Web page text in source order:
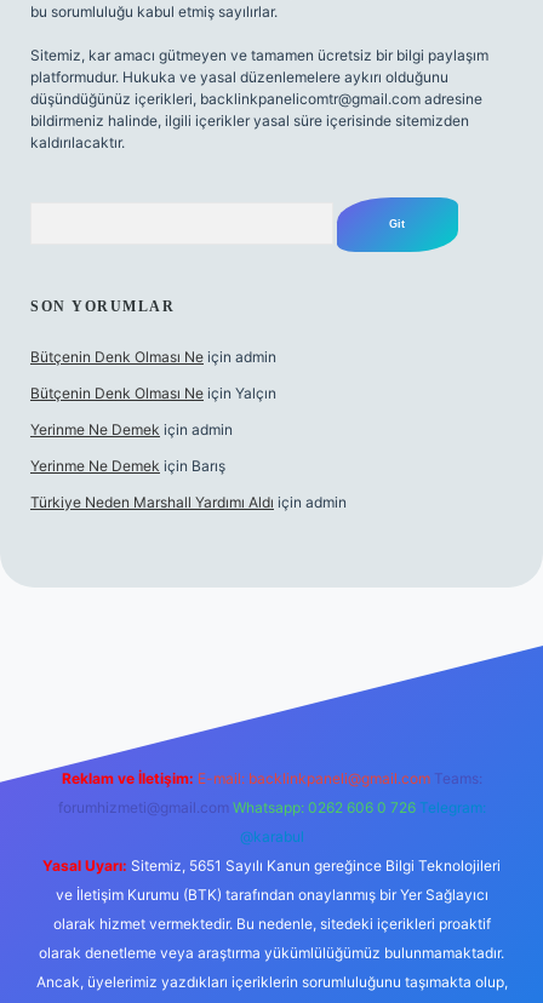
bu sorumluluğu kabul etmiş sayılırlar.
Sitemiz, kar amacı gütmeyen ve tamamen ücretsiz bir bilgi paylaşım
platformudur. Hukuka ve yasal düzenlemelere aykırı olduğunu
düşündüğünüz içerikleri, backlinkpanelicomtr@gmail.com adresine
bildirmeniz halinde, ilgili içerikler yasal süre içerisinde sitemizden
kaldırılacaktır.
SON YORUMLAR
Bütçenin Denk Olması Ne için admin
Bütçenin Denk Olması Ne için Yalçın
Yerinme Ne Demek için admin
Yerinme Ne Demek için Barış
Türkiye Neden Marshall Yardımı Aldı için admin
hiltonbet yeni giriş
Reklam ve İletişim: E-mail: backlinkpaneli@gmail.com Teams:
forumhizmeti@gmail.com Whatsapp: 0262 606 0 726 Telegram:
@karabul
Yasal Uyarı: Sitemiz, 5651 Sayılı Kanun gereğince Bilgi Teknolojileri
ve İletişim Kurumu (BTK) tarafından onaylanmış bir Yer Sağlayıcı
olarak hizmet vermektedir. Bu nedenle, sitedeki içerikleri proaktif
olarak denetleme veya araştırma yükümlülüğümüz bulunmamaktadır.
Ancak, üyelerimiz yazdıkları içeriklerin sorumluluğunu taşımakta olup,